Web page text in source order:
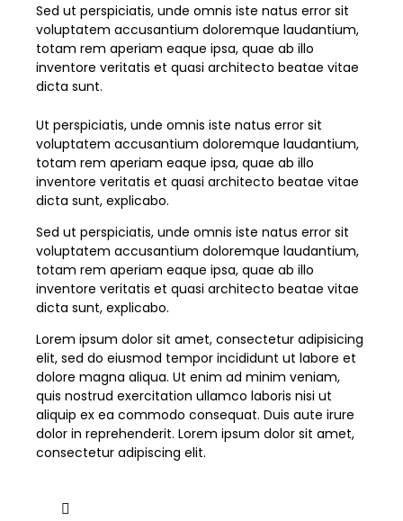
Sed ut perspiciatis, unde omnis iste natus error sit
voluptatem accusantium doloremque laudantium,
totam rem aperiam eaque ipsa, quae ab illo
inventore veritatis et quasi architecto beatae vitae
dicta sunt.
Ut perspiciatis, unde omnis iste natus error sit
voluptatem accusantium doloremque laudantium,
totam rem aperiam eaque ipsa, quae ab illo
inventore veritatis et quasi architecto beatae vitae
dicta sunt, explicabo.
Sed ut perspiciatis, unde omnis iste natus error sit
voluptatem accusantium doloremque laudantium,
totam rem aperiam eaque ipsa, quae ab illo
inventore veritatis et quasi architecto beatae vitae
dicta sunt, explicabo.
Lorem ipsum dolor sit amet, consectetur adipisicing
elit, sed do eiusmod tempor incididunt ut labore et
dolore magna aliqua. Ut enim ad minim veniam,
quis nostrud exercitation ullamco laboris nisi ut
aliquip ex ea commodo consequat. Duis aute irure
dolor in reprehenderit. Lorem ipsum dolor sit amet,
consectetur adipiscing elit.